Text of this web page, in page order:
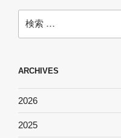
索:
ARCHIVES
2026
2025